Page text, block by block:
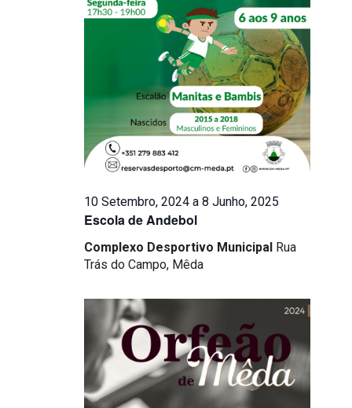
Escola de Andebol
10 Setembro, 2024 a8 Junho, 2025
Complexo Desportivo Municipal Rua
Trás do Campo, Mêda